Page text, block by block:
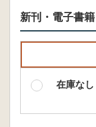
新刊・電子書籍
在庫なし